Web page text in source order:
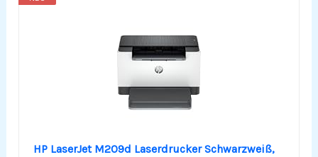
HP LaserJet M209d Laserdrucker Schwarzweiß,